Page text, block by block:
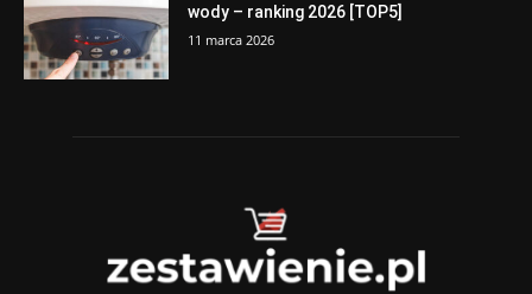
wody – ranking 2026 [TOP5]
11 marca 2026